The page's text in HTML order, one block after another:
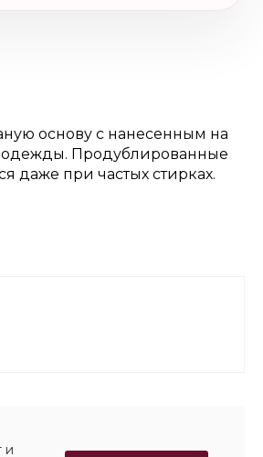
основу с нанесенным на
одежды. Продублированные
даже при частых стирках.
и